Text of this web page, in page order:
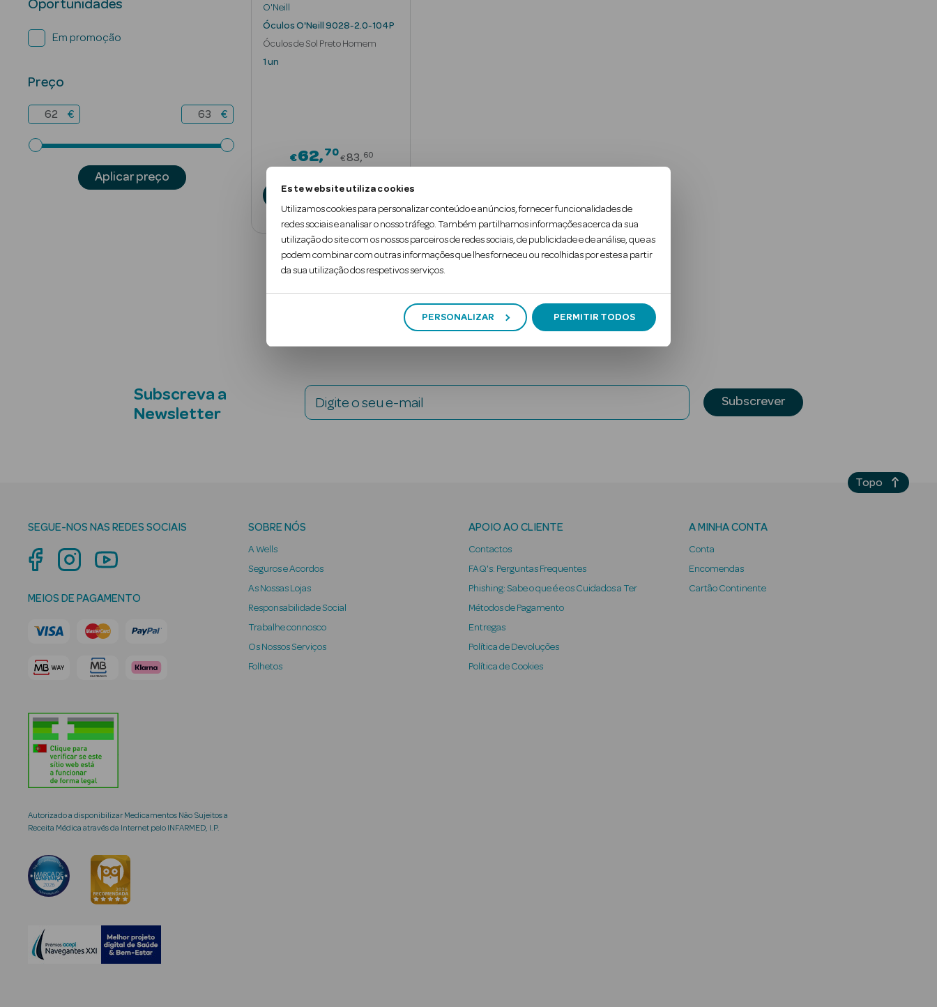
Este website utiliza cookies
Utilizamos cookies para personalizar conteúdo e anúncios, fornecer funcionalidades de
redes sociais e analisar o nosso tráfego. Também partilhamos informações acerca da sua
utilização do site com os nossos parceiros de redes sociais, de publicidade e de análise, que as
podem combinar com outras informações que lhes forneceu ou recolhidas por estes a partir
da sua utilização dos respetivos serviços.
PERSONALIZAR PERMITIR TODOS
Oportunidades
Em promoção
Preço
€ €
Aplicar preço
O'Neill
Óculos O'Neill 9028-2.0-104P
Óculos de Sol Preto Homem
1 un
€62 70Price reduced from
€83 60
Adicionar
1
Subscreva a
Newsletter
Digite o seu e-mail Subscrever
SEGUE-NOS NAS REDES SOCIAIS
MEIOS DE PAGAMENTO
Autorizado a disponibilizar Medicamentos Não Sujeitos a
Receita Médica através da Internet pelo INFARMED, I.P.
SOBRE NÓS
A Wells
Seguros e Acordos
As Nossas Lojas
Responsabilidade Social
Trabalhe connosco
Os Nossos Serviços
Folhetos
APOIO AO CLIENTE
Contactos
FAQ's: Perguntas Frequentes
Phishing: Sabe o que é e os Cuidados a Ter
Métodos de Pagamento
Entregas
Política de Devoluções
Política de Cookies
A MINHA CONTA
Conta
Encomendas
Cartão Continente
Topo